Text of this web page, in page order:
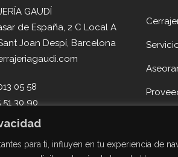
para ti, influyen en tu experiencia de
GAUDÍ
de España, 2 C Local A
Joan Despí, Barcelona
05 58
51 30 90